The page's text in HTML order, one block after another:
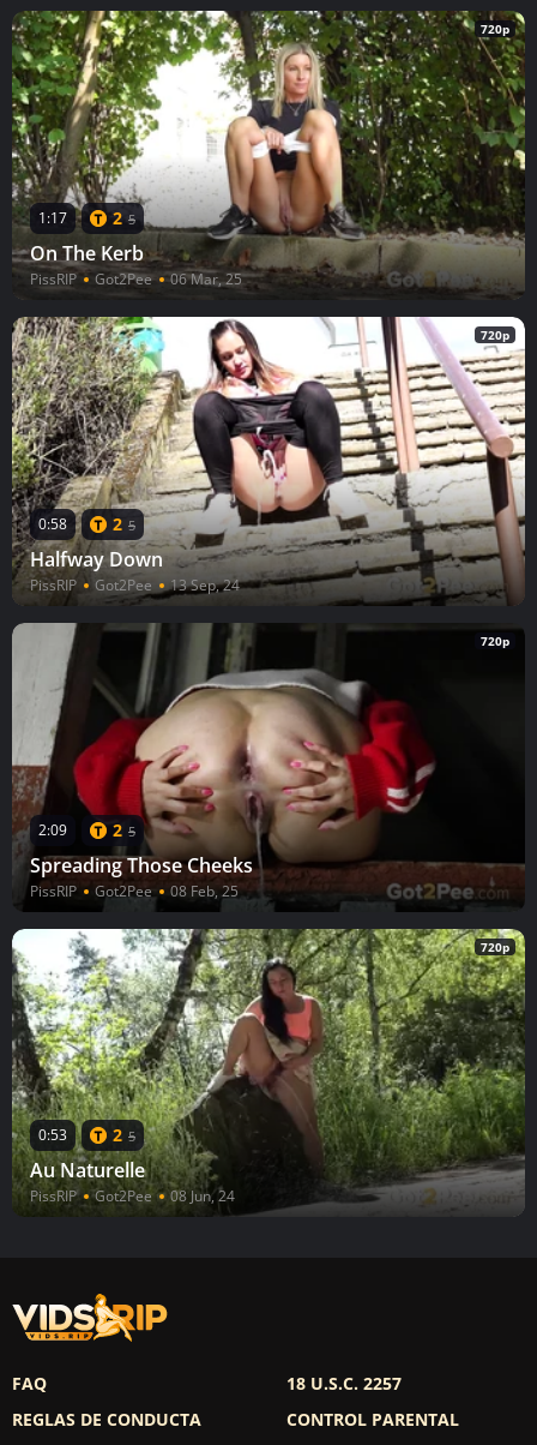
720p
1:17 2 5
On The Kerb
PissRIP Got2Pee 06 Mar, 25
720p
0:58 2 5
Halfway Down
PissRIP Got2Pee 13 Sep, 24
720p
2:09 2 5
Spreading Those Cheeks
PissRIP Got2Pee 08 Feb, 25
720p
0:53 2 5
Au Naturelle
PissRIP Got2Pee 08 Jun, 24
FAQ
REGLAS DE CONDUCTA
18 U.S.C. 2257
CONTROL PARENTAL